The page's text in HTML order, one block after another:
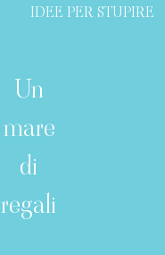
IDEE PER STUPIRE
Un
mare
di
regali